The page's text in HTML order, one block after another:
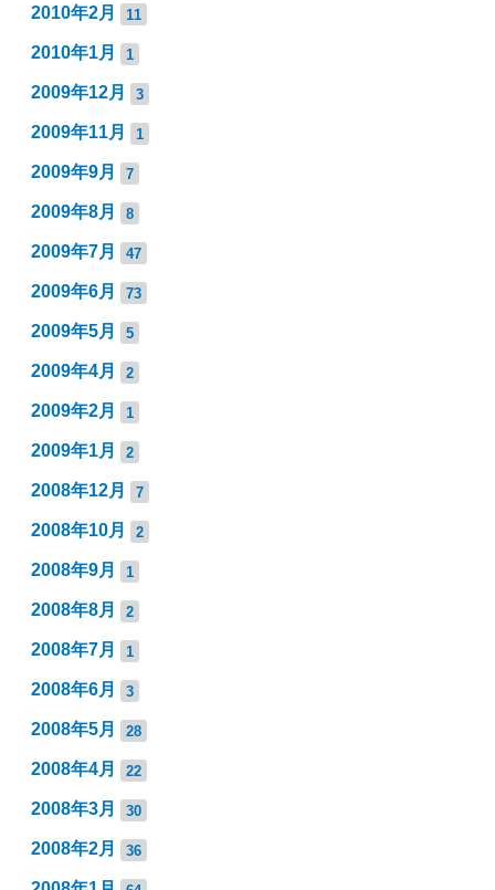
2010年2月 11
2010年1月 1
2009年12月 3
2009年11月 1
2009年9月 7
2009年8月 8
2009年7月 47
2009年6月 73
2009年5月 5
2009年4月 2
2009年2月 1
2009年1月 2
2008年12月 7
2008年10月 2
2008年9月 1
2008年8月 2
2008年7月 1
2008年6月 3
2008年5月 28
2008年4月 22
2008年3月 30
2008年2月 36